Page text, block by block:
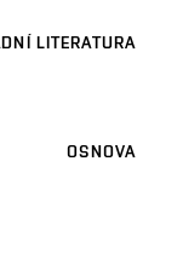
LITERATURA
OSNOVA